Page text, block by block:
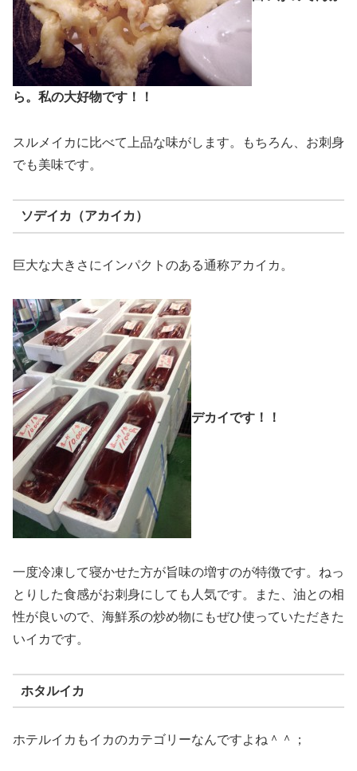
ら。私の大好物です！！
スルメイカに比べて上品な味がします。もちろん、お刺身
でも美味です。
ソデイカ（アカイカ）
巨大な大きさにインパクトのある通称アカイカ。
デカイです！！
一度冷凍して寝かせた方が旨味の増すのが特徴です。ねっ
とりした食感がお刺身にしても人気です。また、油との相
性が良いので、海鮮系の炒め物にもぜひ使っていただきた
いイカです。
ホタルイカ
ホテルイカもイカのカテゴリーなんですよね＾＾；